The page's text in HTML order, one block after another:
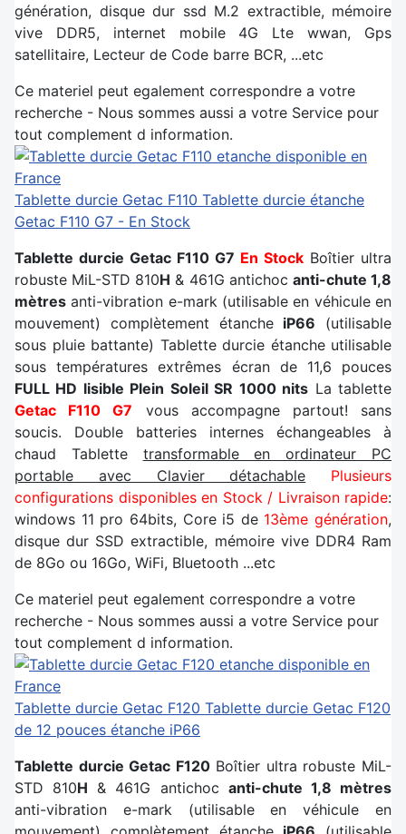
génération, disque dur ssd M.2 extractible, mémoire
vive DDR5, internet mobile 4G Lte wwan, Gps
satellitaire, Lecteur de Code barre BCR, ...etc
Ce materiel peut egalement correspondre a votre
recherche - Nous sommes aussi a votre Service pour
tout complement d information.
Tablette durcie Getac F110 Tablette durcie étanche
Getac F110 G7 - En Stock
Tablette durcie Getac F110 G7 En Stock Boîtier ultra
robuste MiL-STD 810H & 461G antichoc anti-chute 1,8
mètres anti-vibration e-mark (utilisable en véhicule en
mouvement) complètement étanche iP66 (utilisable
sous pluie battante) Tablette durcie étanche utilisable
sous températures extrêmes écran de 11,6 pouces
FULL HD lisible Plein Soleil SR 1000 nits La tablette
Getac F110 G7 vous accompagne partout! sans
soucis. Double batteries internes échangeables à
chaud Tablette transformable en ordinateur PC
portable avec Clavier détachable
Plusieurs
configurations disponibles en Stock / Livraison rapide:
windows 11 pro 64bits, Core i5 de 13ème génération,
disque dur SSD extractible, mémoire vive DDR4 Ram
de 8Go ou 16Go, WiFi, Bluetooth ...etc
Ce materiel peut egalement correspondre a votre
recherche - Nous sommes aussi a votre Service pour
tout complement d information.
Tablette durcie Getac F120 Tablette durcie Getac F120
de 12 pouces étanche iP66
Tablette durcie Getac F120 Boîtier ultra robuste MiL-
STD 810H & 461G antichoc anti-chute 1,8 mètres
anti-vibration e-mark (utilisable en véhicule en